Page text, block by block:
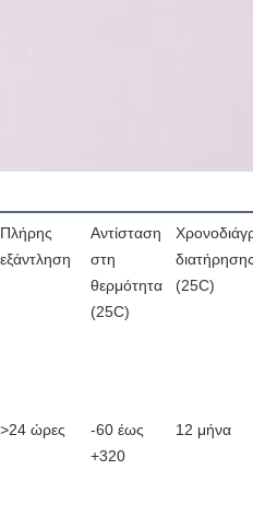
Πλήρης
εξάντληση
Αντίσταση
στη
θερμότητα
(25C)
διατήρησης
(25C)
>24 ώρες
-60 έως
+320
12 μήνα